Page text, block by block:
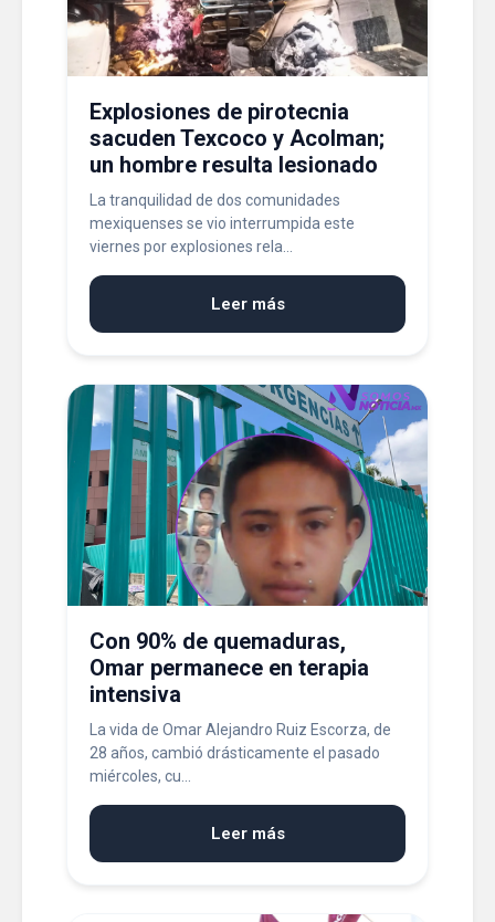
Explosiones de pirotecnia
sacuden Texcoco y Acolman;
un hombre resulta lesionado
La tranquilidad de dos comunidades
mexiquenses se vio interrumpida este
viernes por explosiones rela...
Leer más
Con 90% de quemaduras,
Omar permanece en terapia
intensiva
La vida de Omar Alejandro Ruiz Escorza, de
28 años, cambió drásticamente el pasado
miércoles, cu...
Leer más